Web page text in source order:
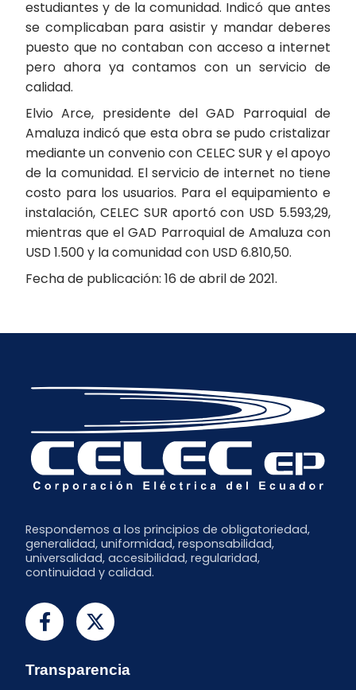
estudiantes y de la comunidad. Indicó que antes
se complicaban para asistir y mandar deberes
puesto que no contaban con acceso a internet
pero ahora ya contamos con un servicio de
calidad.
Elvio Arce, presidente del GAD Parroquial de
Amaluza indicó que esta obra se pudo cristalizar
mediante un convenio con CELEC SUR y el apoyo
de la comunidad. El servicio de internet no tiene
costo para los usuarios. Para el equipamiento e
instalación, CELEC SUR aportó con USD 5.593,29,
mientras que el GAD Parroquial de Amaluza con
USD 1.500 y la comunidad con USD 6.810,50.
Fecha de publicación: 16 de abril de 2021.
Respondemos a los principios de obligatoriedad,
generalidad, uniformidad, responsabilidad,
universalidad, accesibilidad, regularidad,
continuidad y calidad.
Transparencia